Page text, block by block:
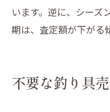
います。逆に、シーズ
期は、査定額が下がる
不要な釣り具